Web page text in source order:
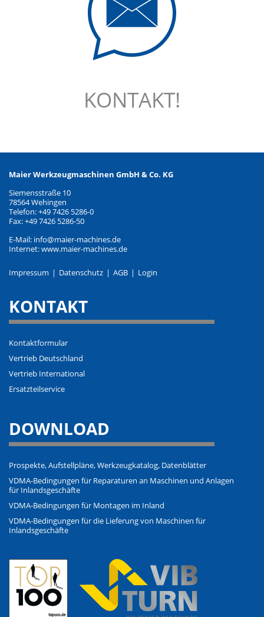
KONTAKT!
Maier Werkzeugmaschinen GmbH & Co. KG
Siemensstraße 10
78564 Wehingen
Telefon: +49 7426 5286-0
Fax: +49 7426 5286-50
E-Mail: info@maier-machines.de
Internet: www.maier-machines.de
Impressum Datenschutz AGB Login
KONTAKT
Kontaktformular
Vertrieb Deutschland
Vertrieb International
Ersatzteilservice
DOWNLOAD
Prospekte, Aufstellpläne, Werkzeugkatalog, Datenblätter
VDMA-Bedingungen für Reparaturen an Maschinen und Anlagen
für Inlandsgeschäfte
VDMA-Bedingungen für Montagen im Inland
VDMA-Bedingungen für die Lieferung von Maschinen für
Inlandsgeschäfte